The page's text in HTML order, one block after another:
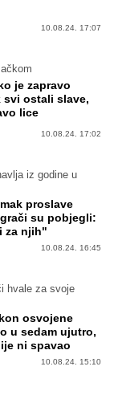
10.08.24. 17:07
je zapravo
svi ostali slave,
lice
10.08.24. 17:02
iz godine u
proslave
su pobjegli:
za njih"
10.08.24. 16:45
hvale za svoje
osvojene
u sedam ujutro,
ni spavao
10.08.24. 15:10